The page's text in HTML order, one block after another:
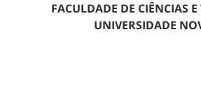
FACULDADE DE CIÊNCIAS
UNIVERSIDADE